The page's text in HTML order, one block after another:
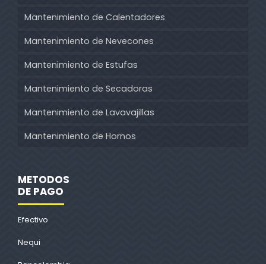
Mantenimiento de Calentadores
Mantenimiento de Nevecones
Mantenimiento de Estufas
Mantenimiento de Secadoras
Mantenimiento de Lavavajillas
Mantenimiento de Hornos
METODOS
DE PAGO
Efectivo
Nequi